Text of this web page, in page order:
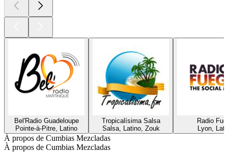
Bel'Radio Guadeloupe
Pointe-à-Pitre, Latino
Tropicalísima Salsa
Salsa, Latino, Zouk
Radio
Lyon,
À propos de Cumbias Mezcladas
À propos de Cumbias Mezcladas